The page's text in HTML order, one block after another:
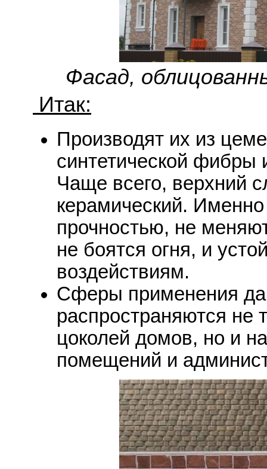
Фасад,
Итак:
Производят их из
синтетической
Чаще всего, верхний
керамический.
прочностью, не
не боятся огня, и
воздействиям.
Сферы применения
распространяются не
цоколей домов, но и
помещений и